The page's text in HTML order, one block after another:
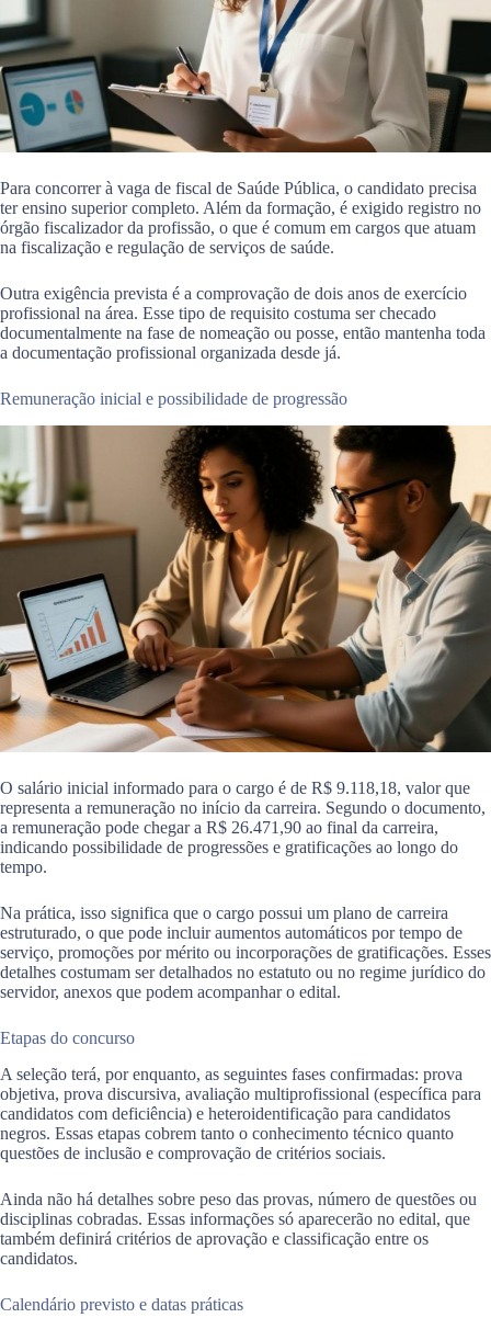
Para concorrer à vaga de fiscal de Saúde Pública, o candidato precisa
ter ensino superior completo. Além da formação, é exigido registro no
órgão fiscalizador da profissão, o que é comum em cargos que atuam
na fiscalização e regulação de serviços de saúde.
Outra exigência prevista é a comprovação de dois anos de exercício
profissional na área. Esse tipo de requisito costuma ser checado
documentalmente na fase de nomeação ou posse, então mantenha toda
a documentação profissional organizada desde já.
Remuneração inicial e possibilidade de progressão
O salário inicial informado para o cargo é de R$ 9.118,18, valor que
representa a remuneração no início da carreira. Segundo o documento,
a remuneração pode chegar a R$ 26.471,90 ao final da carreira,
indicando possibilidade de progressões e gratificações ao longo do
tempo.
Na prática, isso significa que o cargo possui um plano de carreira
estruturado, o que pode incluir aumentos automáticos por tempo de
serviço, promoções por mérito ou incorporações de gratificações. Esses
detalhes costumam ser detalhados no estatuto ou no regime jurídico do
servidor, anexos que podem acompanhar o edital.
Etapas do concurso
A seleção terá, por enquanto, as seguintes fases confirmadas: prova
objetiva, prova discursiva, avaliação multiprofissional (específica para
candidatos com deficiência) e heteroidentificação para candidatos
negros. Essas etapas cobrem tanto o conhecimento técnico quanto
questões de inclusão e comprovação de critérios sociais.
Ainda não há detalhes sobre peso das provas, número de questões ou
disciplinas cobradas. Essas informações só aparecerão no edital, que
também definirá critérios de aprovação e classificação entre os
candidatos.
Calendário previsto e datas práticas